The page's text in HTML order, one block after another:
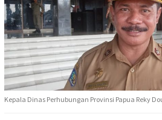
Kepala Dinas Perhubungan Provinsi Papua Reky